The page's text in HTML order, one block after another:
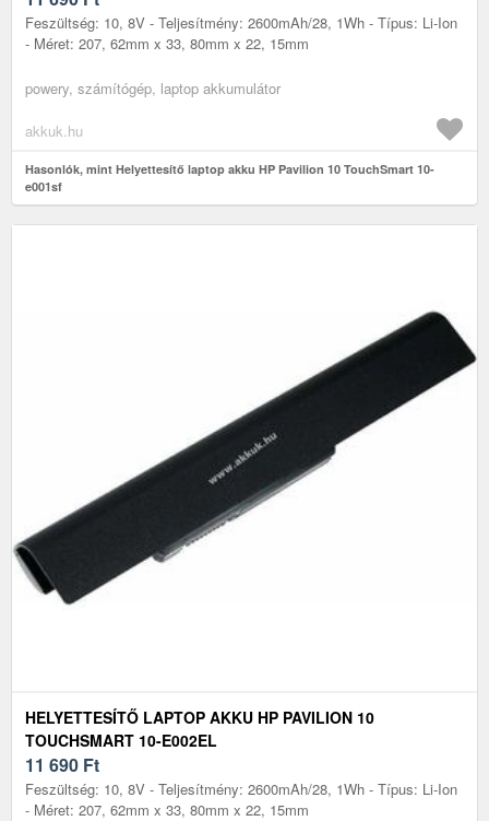
Feszültség: 10, 8V - Teljesítmény: 2600mAh/28, 1Wh - Típus: Li-Ion
- Méret: 207, 62mm x 33, 80mm x 22, 15mm
powery, számítógép, laptop akkumulátor
akkuk.hu
Hasonlók, mint Helyettesítő laptop akku HP Pavilion 10 TouchSmart 10-
e001sf
HELYETTESÍTŐ LAPTOP AKKU HP PAVILION 10
TOUCHSMART 10-E002EL
11 690 Ft
Feszültség: 10, 8V - Teljesítmény: 2600mAh/28, 1Wh - Típus: Li-Ion
- Méret: 207, 62mm x 33, 80mm x 22, 15mm